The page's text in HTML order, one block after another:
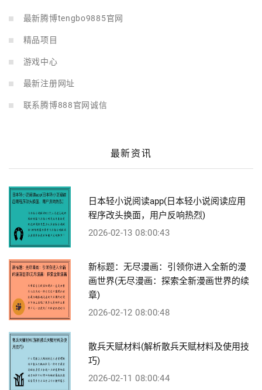
最新腾博tengbo9885官网
精品项目
游戏中心
最新注册网址
联系腾博888官网诚信
最新资讯
日本轻小说阅读app(日本轻小说阅读应用
程序改头换面，用户反响热烈)
2026-02-13 08:00:43
新标题：无尽漫画：引领你进入全新的漫
画世界(无尽漫画：探索全新漫画世界的续
章)
2026-02-12 08:00:48
散兵天赋材料(解析散兵天赋材料及使用技
巧)
2026-02-11 08:00:44